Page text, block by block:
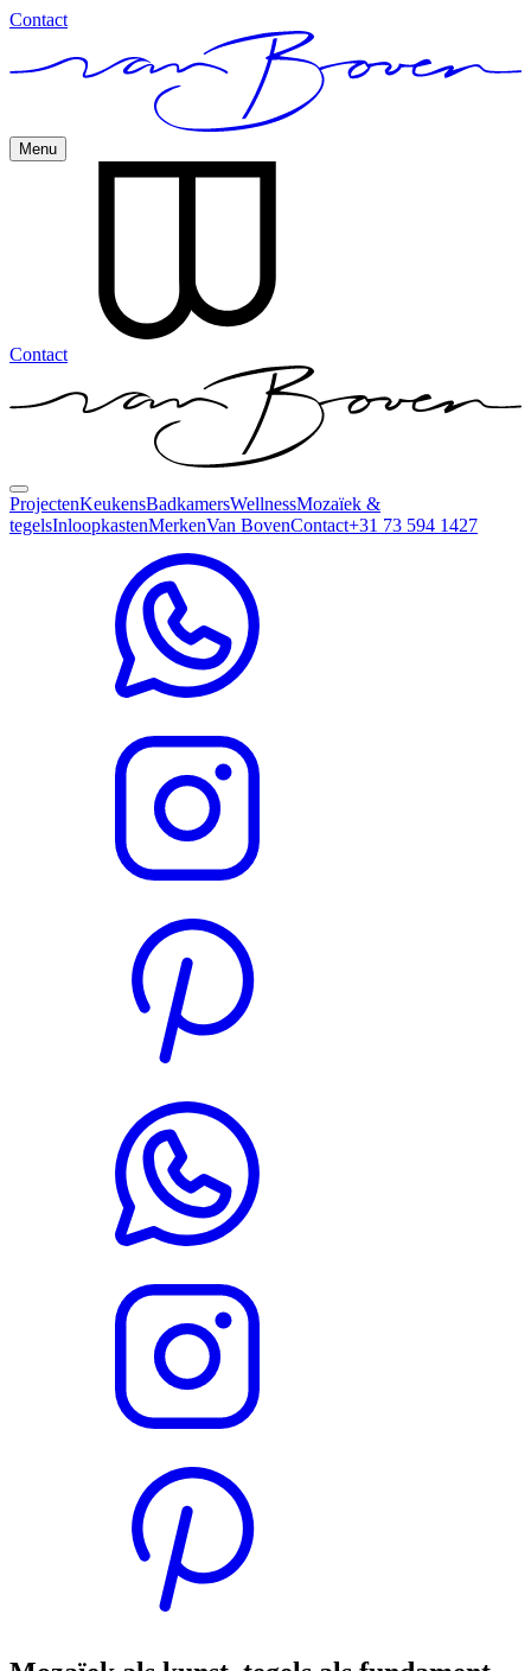
Contact
Menu
Contact
ProjectenKeukensBadkamersWellnessMozaïek &
tegelsInloopkastenMerkenVan BovenContact+31 73 594 1427